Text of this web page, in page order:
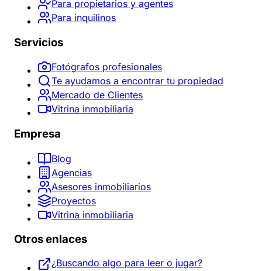
Para propietarios y agentes
Para inquilinos
Servicios
Fotógrafos profesionales
Te ayudamos a encontrar tu propiedad
Mercado de Clientes
Vitrina inmobiliaria
Empresa
Blog
Agencias
Asesores inmobiliarios
Proyectos
Vitrina inmobiliaria
Otros enlaces
¿Buscando algo para leer o jugar?